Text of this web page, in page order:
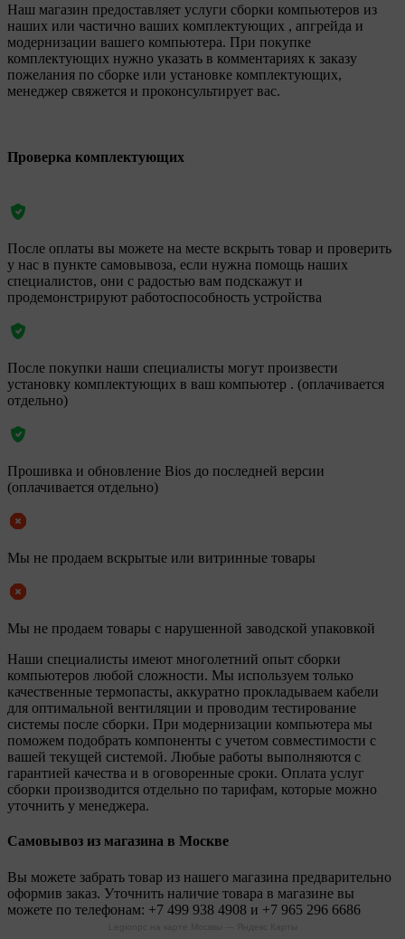
Наш магазин предоставляет услуги сборки компьютеров из
наших или частично ваших комплектующих , апгрейда и
модернизации вашего компьютера. При покупке
комплектующих нужно указать в комментариях к заказу
пожелания по сборке или установке комплектующих,
менеджер свяжется и проконсультирует вас.
Проверка комплектующих
После оплаты вы можете на месте вскрыть товар и проверить
у нас в пункте самовывоза, если нужна помощь наших
специалистов, они с радостью вам подскажут и
продемонстрируют работоспособность устройства
После покупки наши специалисты могут произвести
установку комплектующих в ваш компьютер . (оплачивается
отдельно)
Прошивка и обновление Bios до последней версии
(оплачивается отдельно)
Мы не продаем вскрытые или витринные товары
Мы не продаем товары с нарушенной заводской упаковкой
Наши специалисты имеют многолетний опыт сборки
компьютеров любой сложности. Мы используем только
качественные термопасты, аккуратно прокладываем кабели
для оптимальной вентиляции и проводим тестирование
системы после сборки. При модернизации компьютера мы
поможем подобрать компоненты с учетом совместимости с
вашей текущей системой. Любые работы выполняются с
гарантией качества и в оговоренные сроки. Оплата услуг
сборки производится отдельно по тарифам, которые можно
уточнить у менеджера.
Самовывоз из магазина в Москве
Вы можете забрать товар из нашего магазина предварительно
оформив заказ. Уточнить наличие товара в магазине вы
можете по телефонам: +7 499 938 4908 и +7 965 296 6686
Legionpc на карте Москвы — Яндекс Карты